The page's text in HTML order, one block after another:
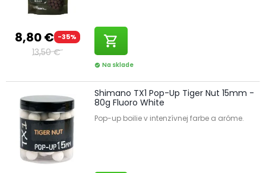
8,80 € -35%
13,50 €
shopping_cart
check_circle Na sklade
Shimano TX1 Pop-Up Tiger Nut 15mm -
80g Fluoro White
Pop-up boilie v intenzívnej farbe a aróme.